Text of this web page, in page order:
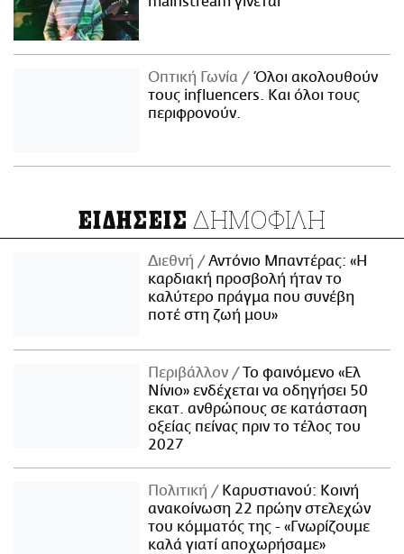
Οπτική Γωνία
Όλοι ακολουθούν
τους influencers. Και όλοι τους
περιφρονούν.
ΕΙΔΗΣΕΙΣ ΔΗΜΟΦΙΛΗ
Διεθνή
Αντόνιο Μπαντέρας: «Η
καρδιακή προσβολή ήταν το
καλύτερο πράγμα που συνέβη
ποτέ στη ζωή μου»
Περιβάλλον
Το φαινόμενο «Ελ
Νίνιο» ενδέχεται να οδηγήσει 50
εκατ. ανθρώπους σε κατάσταση
οξείας πείνας πριν το τέλος του
2027
Πολιτική
Καρυστιανού: Κοινή
ανακοίνωση 22 πρώην στελεχών
του κόμματός της - «Γνωρίζουμε
καλά γιατί αποχωρήσαμε»